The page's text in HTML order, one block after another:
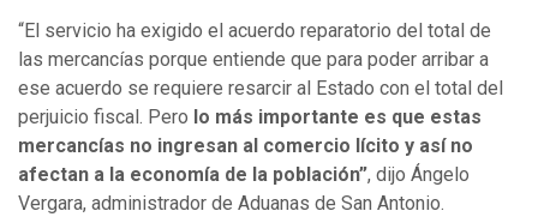
“El servicio ha exigido el acuerdo reparatorio del total de
las mercancías porque entiende que para poder arribar a
ese acuerdo se requiere resarcir al Estado con el total del
perjuicio fiscal. Pero lo más importante es que estas
mercancías no ingresan al comercio lícito y así no
afectan a la economía de la población”, dijo Ángelo
Vergara, administrador de Aduanas de San Antonio.